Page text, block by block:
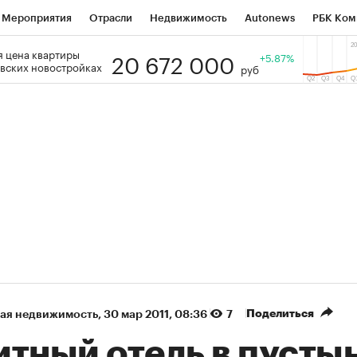
Мероприятия Отрасли Недвижимость Autonews РБК
РБК Образование Тренды
цена квартиры
новостройках
20 672 000 руб
+5.87%
недвижимость⁠, 30 мар 2011, 08:36 7 Поделиться